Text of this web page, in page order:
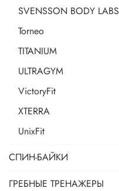
SVENSSON BODY LABS
Torneo
TITANIUM
ULTRAGYM
VictoryFit
XTERRA
UnixFit
СПИН-БАЙКИ
ГРЕБНЫЕ ТРЕНАЖЕРЫ